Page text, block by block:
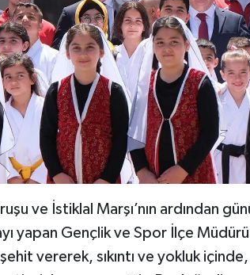
ve İstiklal Marşı’nın ardından
yapan Gençlik ve Spor İlçe
vererek, sıkıntı ve yokluk